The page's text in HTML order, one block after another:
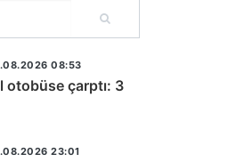
08:53
otobüse çarptı: 3
23:01